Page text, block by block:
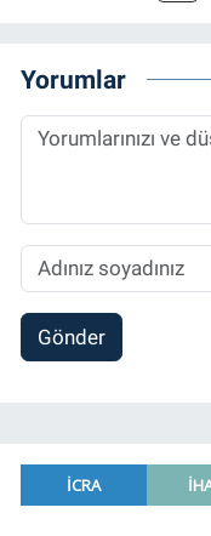
Spor,
Yorumlar
Gönder